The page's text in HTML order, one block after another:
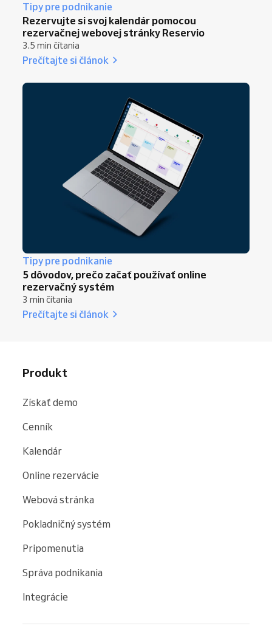
Tipy pre podnikanie
Rezervujte si svoj kalendár pomocou
rezervačnej webovej stránky Reservio
3.5 min čítania
Prečítajte si článok
Tipy pre podnikanie
5 dôvodov, prečo začať používať online
rezervačný systém
3 min čítania
Prečítajte si článok
Produkt
Získať demo
Cenník
Kalendár
Online rezervácie
Webová stránka
Pokladničný systém
Pripomenutia
Správa podnikania
Integrácie